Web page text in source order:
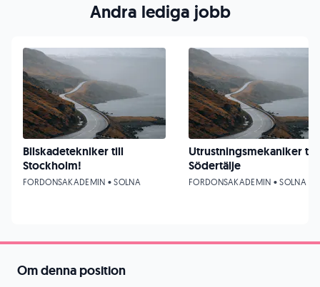
Om denna position
Andra lediga jobb
Bilskadetekniker till
Stockholm!
FORDONSAKADEMIN • SOLNA
Utrustningsmekaniker till
Södertälje
FORDONSAKADEMIN • SOLNA